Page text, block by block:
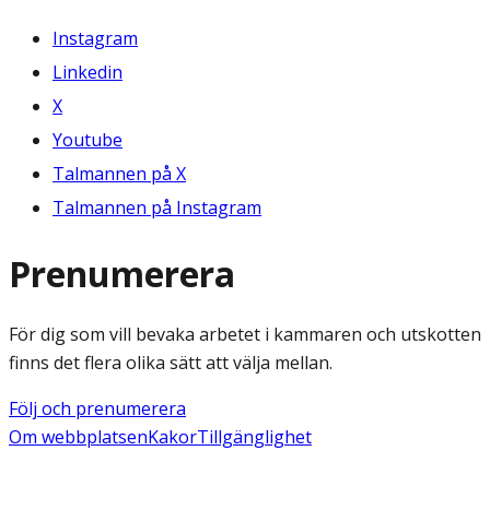
Instagram
Linkedin
X
Youtube
Talmannen på X
Talmannen på Instagram
Prenumerera
För dig som vill bevaka arbetet i kammaren och utskotten
finns det flera olika sätt att välja mellan.
Följ och prenumerera
Om webbplatsenKakorTillgänglighet